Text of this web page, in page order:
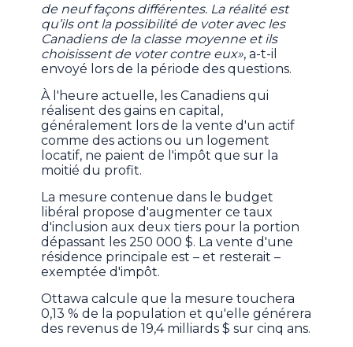
de neuf façons différentes. La réalité est
qu’ils ont la possibilité de voter avec les
Canadiens de la classe moyenne et ils
choisissent de voter contre eux», a-t-il
envoyé lors de la période des questions.
À l'heure actuelle, les Canadiens qui
réalisent des gains en capital,
généralement lors de la vente d'un actif
comme des actions ou un logement
locatif, ne paient de l'impôt que sur la
moitié du profit.
La mesure contenue dans le budget
libéral propose d'augmenter ce taux
d'inclusion aux deux tiers pour la portion
dépassant les 250 000 $. La vente d'une
résidence principale est – et resterait –
exemptée d'impôt.
Ottawa calcule que la mesure touchera
0,13 % de la population et qu'elle générera
des revenus de 19,4 milliards $ sur cinq ans.